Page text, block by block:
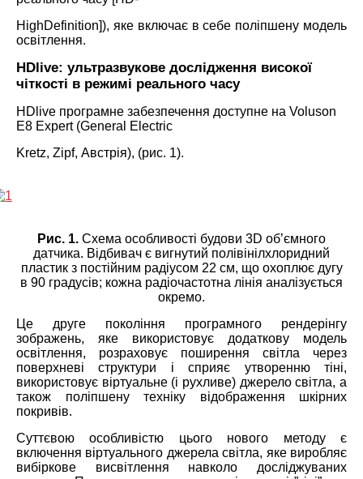
HighDefinition]), яке включає в себе поліпшену модель
освітлення.
HDlive: ультразвукове дослідження високої
чіткості в режимі реального часу
HDlive програмне забезпечення доступне на Voluson
E8 Expert (General Electric
Kretz, Zipf, Австрія), (рис. 1).
Рис. 1. Схема особливості будови 3D об’ємного
датчика. Відбивач є вигнутий полівінілхлоридний
пластик з постійним радіусом 22 см, що охоплює дугу
в 90 градусів; кожна радіочастотна лінія аналізується
окремо.
Це друге покоління програмного рендерінгу
зображень, яке використовує додаткову модель
освітлення, розраховує поширення світла через
поверхневі структури і сприяє утворенню тіні,
використовує віртуальне (і рухливе) джерело світла, а
також поліпшену техніку відображення шкірних
покривів.
Суттєвою особливістю цього нового методу є
включення віртуального джерела світла, яке виробляє
вибіркове висвітлення навколо досліджуваних